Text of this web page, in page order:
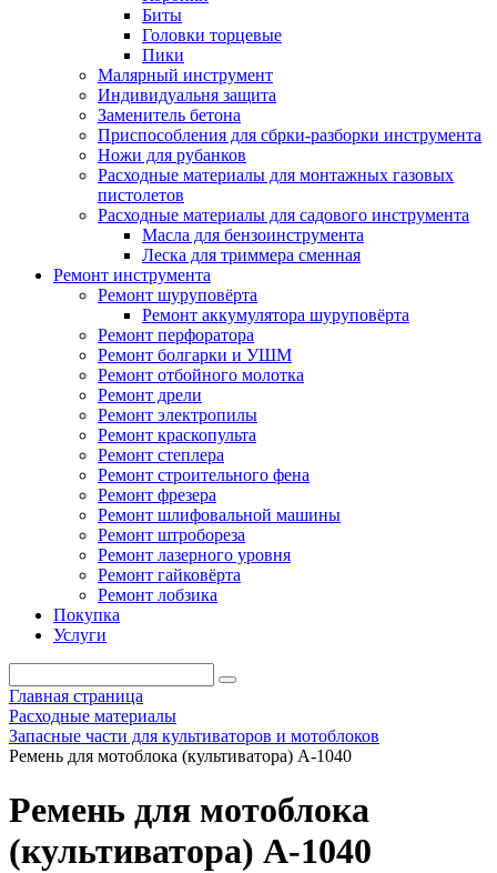
Биты
Головки торцевые
Пики
Малярный инструмент
Индивидуальня защита
Заменитель бетона
Приспособления для сбрки-разборки инструмента
Ножи для рубанков
Расходные материалы для монтажных газовых
пистолетов
Расходные материалы для садового инструмента
Масла для бензоинструмента
Леска для триммера сменная
Ремонт инструмента
Ремонт шуруповёрта
Ремонт аккумулятора шуруповёрта
Ремонт перфоратора
Ремонт болгарки и УШМ
Ремонт отбойного молотка
Ремонт дрели
Ремонт электропилы
Ремонт краскопульта
Ремонт степлера
Ремонт строительного фена
Ремонт фрезера
Ремонт шлифовальной машины
Ремонт штробореза
Ремонт лазерного уровня
Ремонт гайковёрта
Ремонт лобзика
Покупка
Услуги
Главная страница
Расходные материалы
Запасные части для культиваторов и мотоблоков
Ремень для мотоблока (культиватора) А-1040
Ремень для мотоблока
(культиватора) А-1040